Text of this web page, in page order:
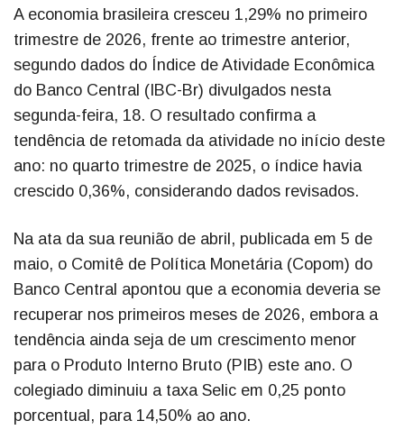
A economia brasileira cresceu 1,29% no primeiro
trimestre de 2026, frente ao trimestre anterior,
segundo dados do Índice de Atividade Econômica
do Banco Central (IBC-Br) divulgados nesta
segunda-feira, 18. O resultado confirma a
tendência de retomada da atividade no início deste
ano: no quarto trimestre de 2025, o índice havia
crescido 0,36%, considerando dados revisados.
Na ata da sua reunião de abril, publicada em 5 de
maio, o Comitê de Política Monetária (Copom) do
Banco Central apontou que a economia deveria se
recuperar nos primeiros meses de 2026, embora a
tendência ainda seja de um crescimento menor
para o Produto Interno Bruto (PIB) este ano. O
colegiado diminuiu a taxa Selic em 0,25 ponto
porcentual, para 14,50% ao ano.